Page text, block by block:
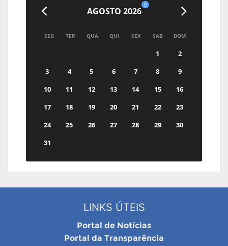
AGOSTO 2026
0
SEG TER QUA QUI SEX SAB DOM
1
2
3
4 5 6 7 8
9
10
11 12 13 14 15
16
17
18 19 20 21 22
23
24
25 26 27 28 29
30
31
LINKS ÚTEIS
Portal de Notícias
Portal da Transparência